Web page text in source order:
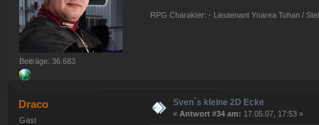
Beiträge: 36.683
RPG Charakter: - Lieutenant Ynarea Tohan /
Draco
Gast
Sven´s kleine 2D Ecke
« Antwort #34 am: 17.05.07, 17:53 »